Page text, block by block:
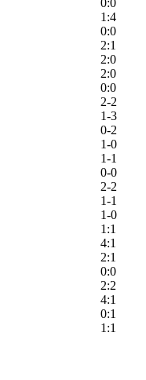
0:0
1:4
0:0
2:1
2:0
2:0
0:0
2-2
1-3
0-2
1-0
1-1
0-0
2-2
1-1
1-0
1:1
4:1
2:1
0:0
2:2
4:1
0:1
1:1